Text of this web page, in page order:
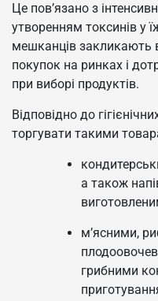
Це пов’язано з
утворенням токсинів у
мешканців закликають
покупок на ринках і
при виборі продуктів.
Відповідно до
торгувати такими
а також
м’ясними,
грибними